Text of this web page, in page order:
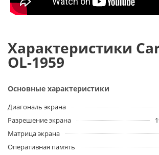
Характеристики
OL-1959
Основные характеристики
Диагональ экрана
Разрешение экрана
Матрица экрана
Оперативная память